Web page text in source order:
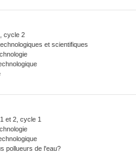
cycle 2
et scientifiques
et 2, cycle 1
pollueurs de l'eau?